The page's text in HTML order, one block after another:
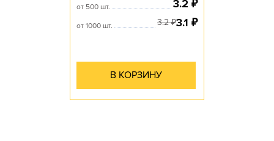
от 500 шт. 3.2 ₽
от 1000 шт. 3.2₽3.1 ₽
В КОРЗИНУ